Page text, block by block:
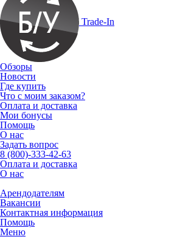
Trade-In
Обзоры
Новости
Где купить
Что с моим заказом?
Оплата и доставка
Мои бонусы
Помощь
О нас
Задать вопрос
8 (800)-333-42-63
Оплата и доставка
О нас
Арендодателям
Вакансии
Контактная информация
Помощь
Меню